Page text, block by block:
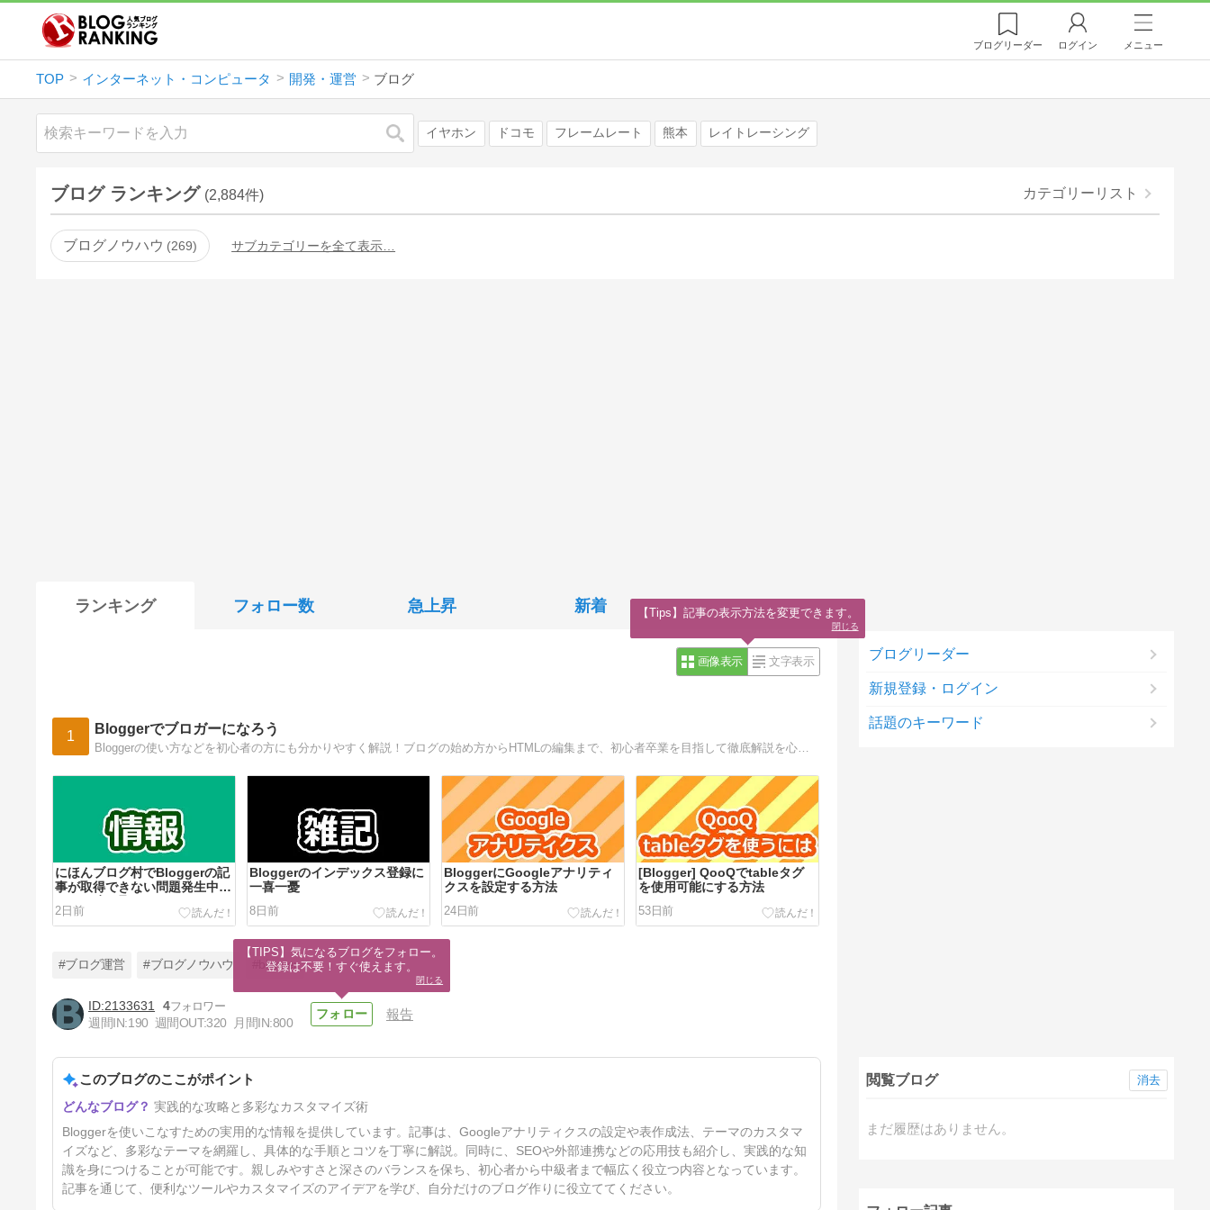
ブログリーダー ログイン メニュー
TOP インターネット・コンピュータ 開発・運営 ブログ
検索 イヤホン ドコモ フレームレート 熊本 レイトレーシング
ブログ ランキング (2,884件) カテゴリーリスト
ブログノウハウ 269 サブカテゴリーを全て表示…
ランキング フォロー数 急上昇 新着
画像表示 文字表示
1 Bloggerでブロガーになろう
にほんブログ村でBloggerの記
事が取得できない問題発生中
（2026年8月）
2日前
Bloggerのインデックス登録に
一喜一憂
8日前
BloggerにGoogleアナリティ
クスを設定する方法
24日前
[Blogger] QooQでtableタグ
を使用可能にする方法
53日前
で表を作成する方法
54日前
#ブログ運営 #ブログノウハウ #blogger
2133631
4
週間IN:190 週間OUT:320 月間IN:800
報告
このブログのここがポイント
実践的な攻略と多彩なカスタマイズ術
Bloggerを使いこなすための実用的な情報を提供しています。記事は、Googleアナリティクスの設定や表作成法、テーマのカスタマ
イズなど、多彩なテーマを網羅し、具体的な手順とコツを丁寧に解説。同時に、SEOや外部連携などの応用技も紹介し、実践的な知
識を身につけることが可能です。親しみやすさと深さのバランスを保ち、初心者から中級者まで幅広く役立つ内容となっています。
記事を通じて、便利なツールやカスタマイズのアイデアを学び、自分だけのブログ作りに役立ててください。
ブログリーダー
新規登録・ログイン
話題のキーワード
閲覧ブログ
まだ履歴はありません。
消去
【TIPS】気になるブログをフォロー。
登録は不要！すぐ使えます。
閉じる
【Tips】記事の表示方法を変更できます。
閉じる